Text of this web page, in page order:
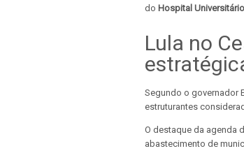
do Hospital
Lula no
Segundo o governador
estruturantes
O destaque da agenda
abastecimento de